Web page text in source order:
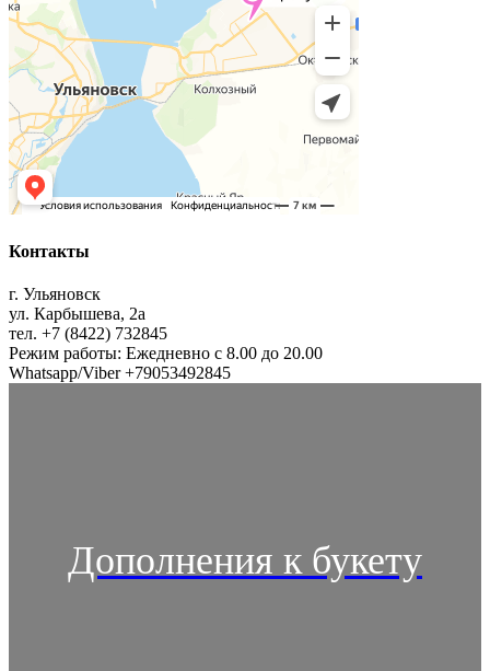
Контакты
г. Ульяновск
ул. Карбышева, 2а
тел. +7 (8422) 732845
Режим работы: Ежедневно с 8.00 до 20.00
Whatsapp/Viber +79053492845
Дополнения к букету